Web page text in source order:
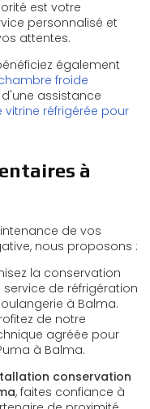
est votre
personnalisé et
attentes.
également
froide
assistance
réfrigérée pour
à
de vos
nous proposons :
la conservation
de réfrigération
à Balma.
de notre
agréée pour
à Balma.
conservation
, faites confiance à